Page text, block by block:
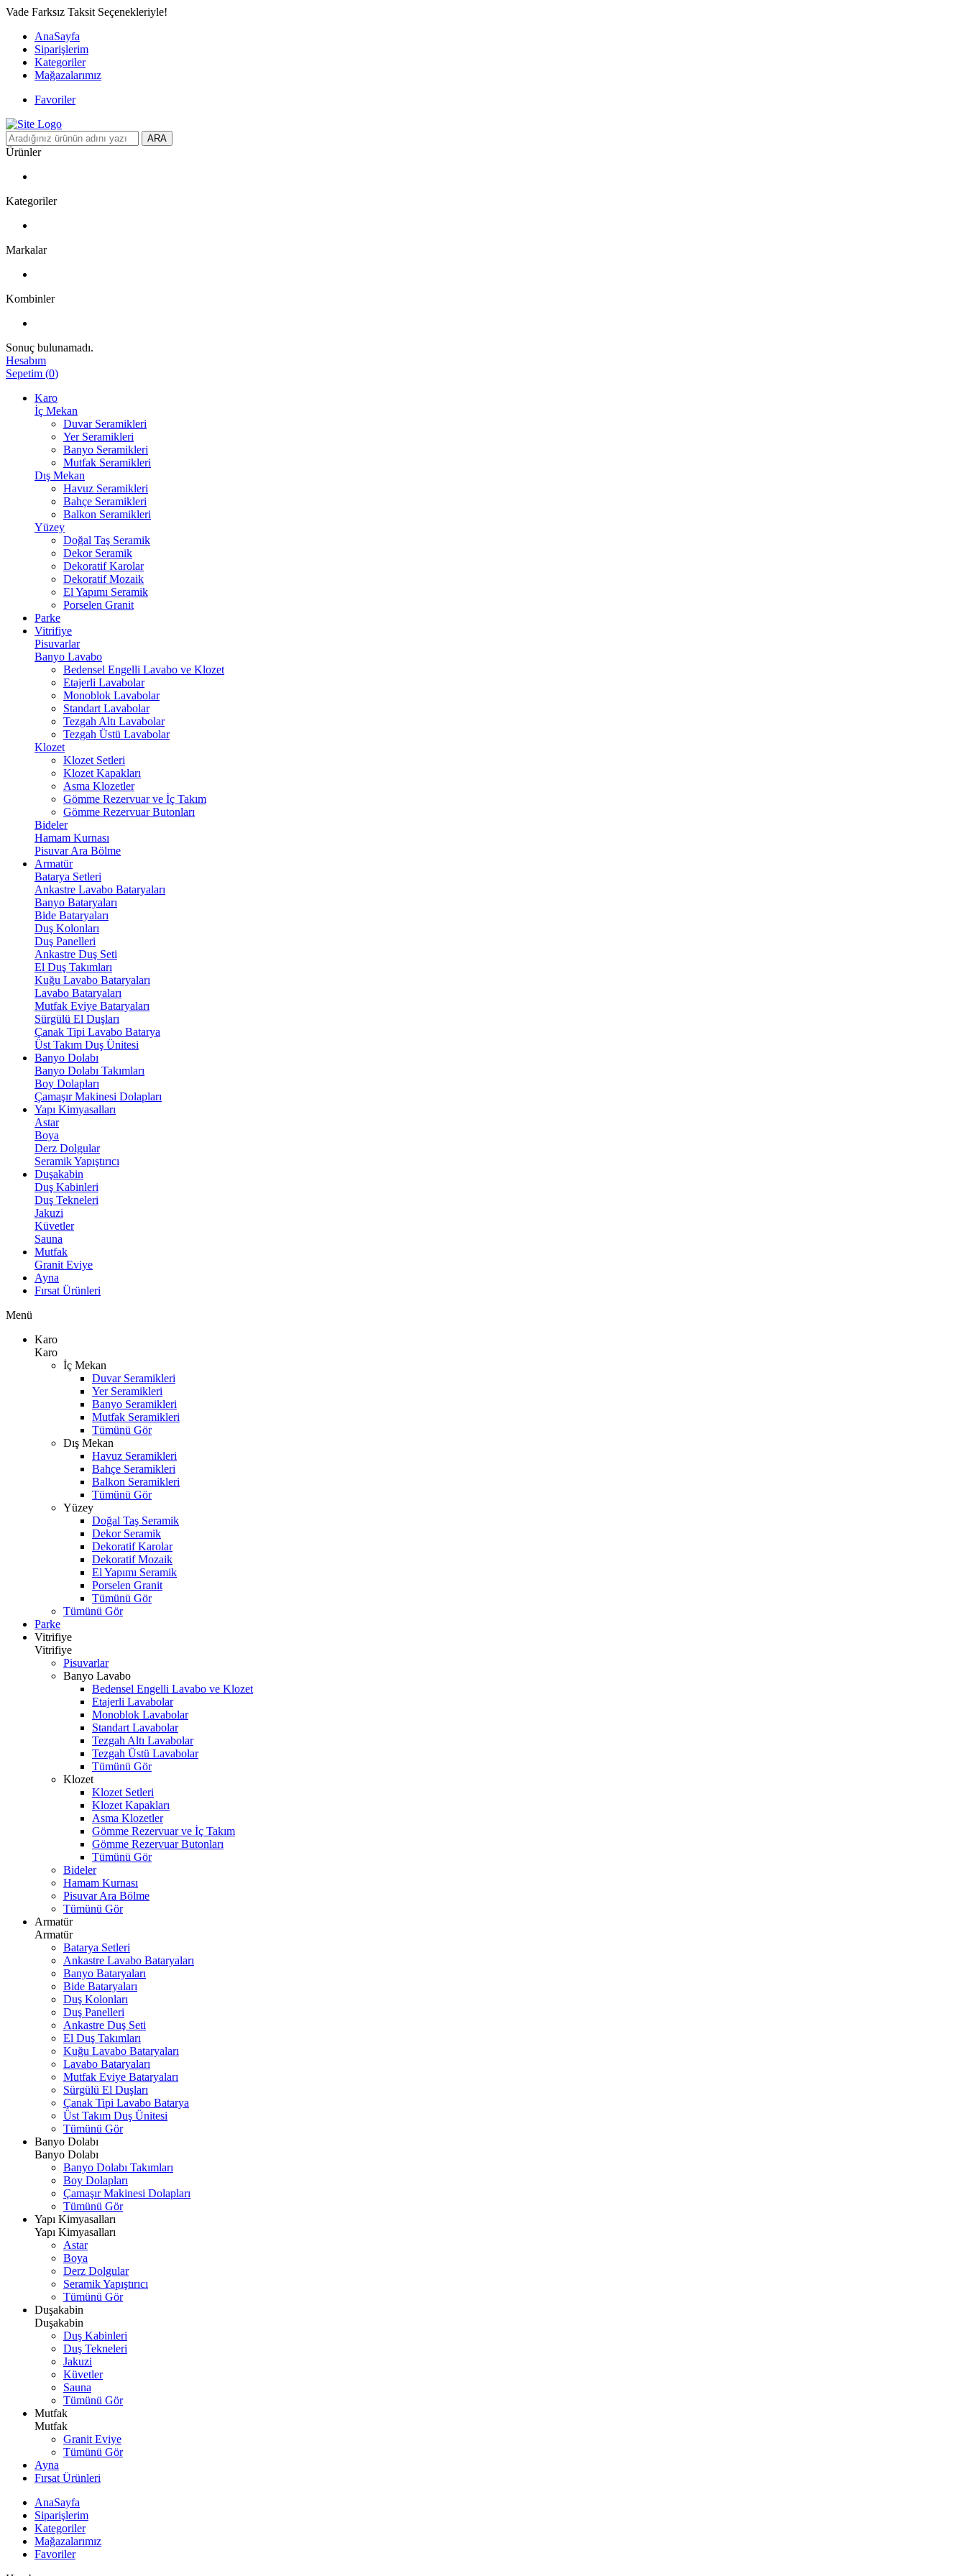
Vade Farksız Taksit Seçenekleriyle!
AnaSayfa
Siparişlerim
Kategoriler
Mağazalarımız
Favoriler
ARA
Ürünler
Kategoriler
Markalar
Kombinler
Sonuç bulunamadı.
Hesabım
Sepetim (0)
Karo
İç Mekan
Duvar Seramikleri
Yer Seramikleri
Banyo Seramikleri
Mutfak Seramikleri
Dış Mekan
Havuz Seramikleri
Bahçe Seramikleri
Balkon Seramikleri
Yüzey
Doğal Taş Seramik
Dekor Seramik
Dekoratif Karolar
Dekoratif Mozaik
El Yapımı Seramik
Porselen Granit
Parke
Vitrifiye
Pisuvarlar
Banyo Lavabo
Bedensel Engelli Lavabo ve Klozet
Etajerli Lavabolar
Monoblok Lavabolar
Standart Lavabolar
Tezgah Altı Lavabolar
Tezgah Üstü Lavabolar
Klozet
Klozet Setleri
Klozet Kapakları
Asma Klozetler
Gömme Rezervuar ve İç Takım
Gömme Rezervuar Butonları
Bideler
Hamam Kurnası
Pisuvar Ara Bölme
Armatür
Batarya Setleri
Ankastre Lavabo Bataryaları
Banyo Bataryaları
Bide Bataryaları
Duş Kolonları
Duş Panelleri
Ankastre Duş Seti
El Duş Takımları
Kuğu Lavabo Bataryaları
Lavabo Bataryaları
Mutfak Eviye Bataryaları
Sürgülü El Duşları
Çanak Tipi Lavabo Batarya
Üst Takım Duş Ünitesi
Banyo Dolabı
Banyo Dolabı Takımları
Boy Dolapları
Çamaşır Makinesi Dolapları
Yapı Kimyasalları
Astar
Boya
Derz Dolgular
Seramik Yapıştırıcı
Duşakabin
Duş Kabinleri
Duş Tekneleri
Jakuzi
Küvetler
Sauna
Mutfak
Granit Eviye
Ayna
Fırsat Ürünleri
Menü
Karo
Karo
İç Mekan
Duvar Seramikleri
Yer Seramikleri
Banyo Seramikleri
Mutfak Seramikleri
Tümünü Gör
Dış Mekan
Havuz Seramikleri
Bahçe Seramikleri
Balkon Seramikleri
Tümünü Gör
Yüzey
Doğal Taş Seramik
Dekor Seramik
Dekoratif Karolar
Dekoratif Mozaik
El Yapımı Seramik
Porselen Granit
Tümünü Gör
Tümünü Gör
Parke
Vitrifiye
Vitrifiye
Pisuvarlar
Banyo Lavabo
Bedensel Engelli Lavabo ve Klozet
Etajerli Lavabolar
Monoblok Lavabolar
Standart Lavabolar
Tezgah Altı Lavabolar
Tezgah Üstü Lavabolar
Tümünü Gör
Klozet
Klozet Setleri
Klozet Kapakları
Asma Klozetler
Gömme Rezervuar ve İç Takım
Gömme Rezervuar Butonları
Tümünü Gör
Bideler
Hamam Kurnası
Pisuvar Ara Bölme
Tümünü Gör
Armatür
Armatür
Batarya Setleri
Ankastre Lavabo Bataryaları
Banyo Bataryaları
Bide Bataryaları
Duş Kolonları
Duş Panelleri
Ankastre Duş Seti
El Duş Takımları
Kuğu Lavabo Bataryaları
Lavabo Bataryaları
Mutfak Eviye Bataryaları
Sürgülü El Duşları
Çanak Tipi Lavabo Batarya
Üst Takım Duş Ünitesi
Tümünü Gör
Banyo Dolabı
Banyo Dolabı
Banyo Dolabı Takımları
Boy Dolapları
Çamaşır Makinesi Dolapları
Tümünü Gör
Yapı Kimyasalları
Yapı Kimyasalları
Astar
Boya
Derz Dolgular
Seramik Yapıştırıcı
Tümünü Gör
Duşakabin
Duşakabin
Duş Kabinleri
Duş Tekneleri
Jakuzi
Küvetler
Sauna
Tümünü Gör
Mutfak
Mutfak
Granit Eviye
Tümünü Gör
Ayna
Fırsat Ürünleri
AnaSayfa
Siparişlerim
Kategoriler
Mağazalarımız
Favoriler